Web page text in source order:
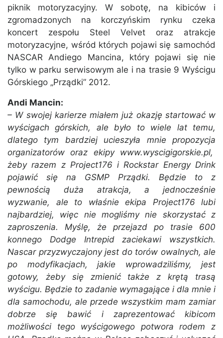
piknik motoryzacyjny. W sobotę, na kibiców i
zgromadzonych na korczyńskim rynku czeka
koncert zespołu Steel Velvet oraz atrakcje
motoryzacyjne, wśród których pojawi się samochód
NASCAR Andiego Mancina, który pojawi się nie
tylko w parku serwisowym ale i na trasie 9 Wyścigu
Górskiego „Prządki” 2012.
Andi Mancin:
– W swojej karierze miałem już okazję startować w
wyścigach górskich, ale było to wiele lat temu,
dlatego tym bardziej ucieszyła mnie propozycja
organizatorów oraz ekipy www.wyscigigorskie.pl,
żeby razem z Project176 i Rockstar Energy Drink
pojawić się na GSMP Prządki. Będzie to z
pewnością duża atrakcja, a jednocześnie
wyzwanie, ale to właśnie ekipa Project176 lubi
najbardziej, więc nie mogliśmy nie skorzystać z
zaproszenia. Myślę, że przejazd po trasie 600
konnego Dodge Intrepid zaciekawi wszystkich.
Nascar przyzwyczajony jest do torów owalnych, ale
po modyfikacjach, jakie wprowadziliśmy, jest
gotowy, żeby się zmienić także z krętą trasą
wyścigu. Będzie to zadanie wymagające i dla mnie i
dla samochodu, ale przede wszystkim mam zamiar
dobrze się bawić i zaprezentować kibicom
możliwości tego wyścigowego potwora rodem z